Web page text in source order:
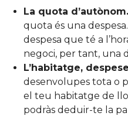
La quota d’autònom.
quota és una
despesa que té a
negoci, per tant, una
L’habitatge,
desenvolupes tota o
el teu habitatge de
podràs deduir-te la